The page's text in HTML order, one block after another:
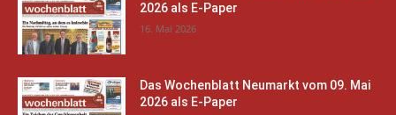
2026 als E-Paper
16. Mai 2026
Das Wochenblatt Neumarkt vom 09. Mai
2026 als E-Paper